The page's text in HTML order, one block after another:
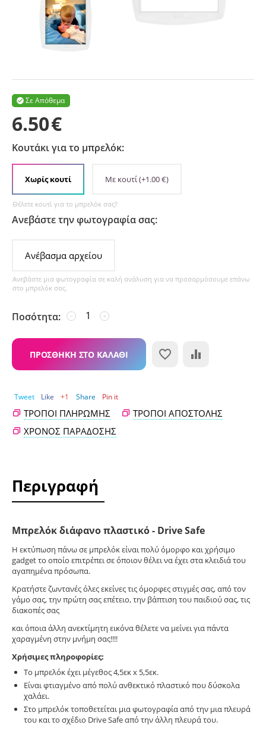
Σε Απόθεμα

6.50€
Κουτάκι για το μπρελόκ:
Χωρίς κουτί Με κουτί(+1.00€)
Θέλετε κουτί για το μπρελόκ σας?
Ανεβάστε την φωτογραφία σας:
Ανέβασμα αρχείου
Ανεβάστε μια φωτογραφία σε καλή ανάλυση για να προσαρμόσουμε επάνω
στο μπρελόκ σας.
Ποσότητα: +
−
ΠΡΟΣΘΉΚΗ ΣΤΟ ΚΑΛΆΘΙ
Tweet Like +1 Share Pin it
ΤΡΌΠΟΙ ΠΛΗΡΩΜΉΣ
ΤΡΌΠΟΙ ΑΠΟΣΤΟΛΉΣ
ΧΡΌΝΟΣ ΠΑΡΆΔΟΣΗΣ
Περιγραφή
Μπρελόκ διάφανο πλαστικό - Drive Safe
Η εκτύπωση πάνω σε μπρελόκ είναι πολύ όμορφο και χρήσιμο
gadget το οποίο επιτρέπει σε όποιον θέλει να έχει στα κλειδιά του
αγαπημένα πρόσωπα.
Κρατήστε ζωντανές όλες εκείνες τις όμορφες στιγμές σας, από τον
γάμο σας, την πρώτη σας επέτειο, την βάπτιση του παιδιού σας, τις
διακοπές σας
και όποια άλλη ανεκτίμητη εικόνα θέλετε να μείνει για πάντα
χαραγμένη στην μνήμη σας!!!!
Χρήσιμες πληροφορίες:
Το μπρελόκ έχει μέγεθος 4,5εκ x 5,5εκ.
Είναι φτιαγμένο από πολύ ανθεκτικό πλαστικό που δύσκολα
χαλάει.
Στο μπρελόκ τοποθετείται μια φωτογραφία από την μια πλευρά
του και το σχέδιο Drive Safe από την άλλη πλευρά του.